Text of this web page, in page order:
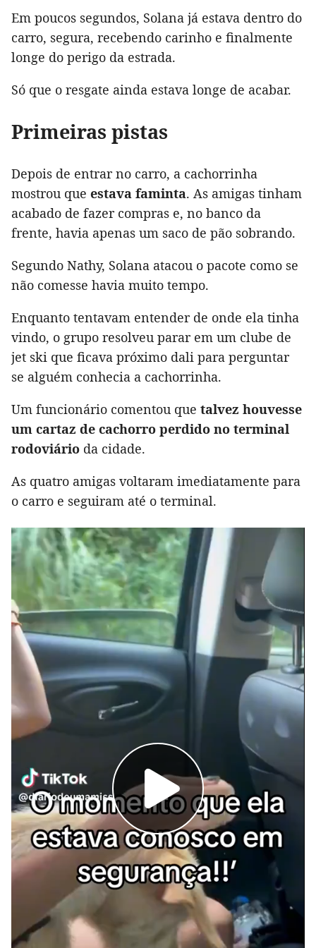
Em poucos segundos, Solana já estava dentro do
carro, segura, recebendo carinho e finalmente
longe do perigo da estrada.
Só que o resgate ainda estava longe de acabar.
Primeiras pistas
Depois de entrar no carro, a cachorrinha
mostrou que estava faminta. As amigas tinham
acabado de fazer compras e, no banco da
frente, havia apenas um saco de pão sobrando.
Segundo Nathy, Solana atacou o pacote como se
não comesse havia muito tempo.
Enquanto tentavam entender de onde ela tinha
vindo, o grupo resolveu parar em um clube de
jet ski que ficava próximo dali para perguntar
se alguém conhecia a cachorrinha.
Um funcionário comentou que talvez houvesse
um cartaz de cachorro perdido no terminal
rodoviário da cidade.
As quatro amigas voltaram imediatamente para
o carro e seguiram até o terminal.